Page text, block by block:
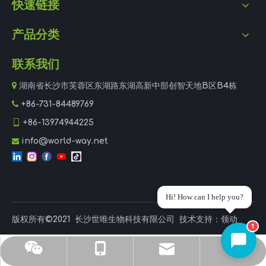
快速链接
产品分类
联系我们
 湖南省长沙市芙蓉区东湖路东湖高新中部创智天地B区B4栋
 +86-731-84489769
+86-13974944225
 info@world-way.net
版权所有©2021 长沙世唯生物科技有限公司 技术支持： 领动
1
Hi! How can I help you?